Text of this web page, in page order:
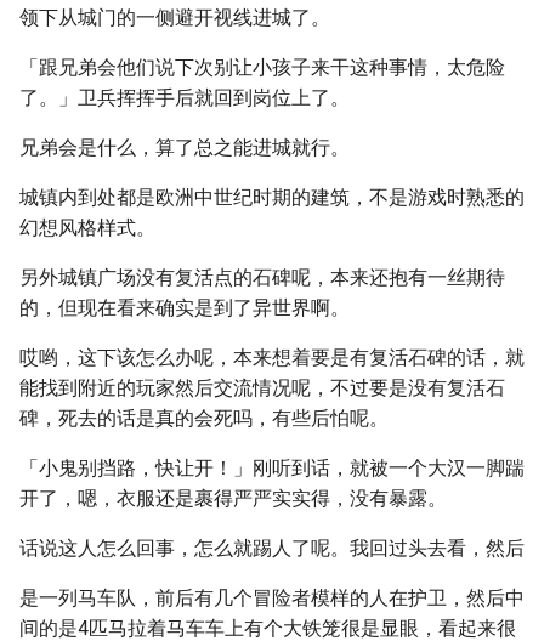
领下从城门的一侧避开视线进城了。
「跟兄弟会他们说下次别让小孩子来干这种事情，太危险
了。」卫兵挥挥手后就回到岗位上了。
兄弟会是什么，算了总之能进城就行。
城镇内到处都是欧洲中世纪时期的建筑，不是游戏时熟悉的
幻想风格样式。
另外城镇广场没有复活点的石碑呢，本来还抱有一丝期待
的，但现在看来确实是到了异世界啊。
哎哟，这下该怎么办呢，本来想着要是有复活石碑的话，就
能找到附近的玩家然后交流情况呢，不过要是没有复活石
碑，死去的话是真的会死吗，有些后怕呢。
「小鬼别挡路，快让开！」刚听到话，就被一个大汉一脚踹
开了，嗯，衣服还是裹得严严实实得，没有暴露。
话说这人怎么回事，怎么就踢人了呢。我回过头去看，然后
是一列马车队，前后有几个冒险者模样的人在护卫，然后中
间的是4匹马拉着马车车上有个大铁笼很是显眼，看起来很